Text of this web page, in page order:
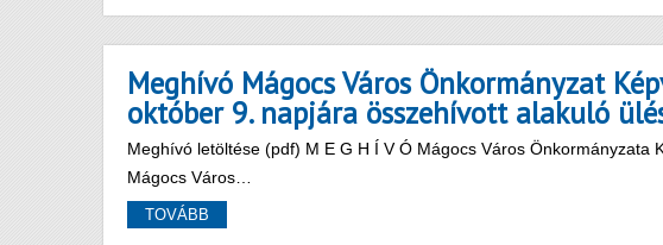
Meghívó Mágocs Város Önkormányzat
október 9. napjára összehívott alakuló
Meghívó letöltése (pdf) M E G H Í V Ó Mágocs Város
Mágocs Város…
TOVÁBB